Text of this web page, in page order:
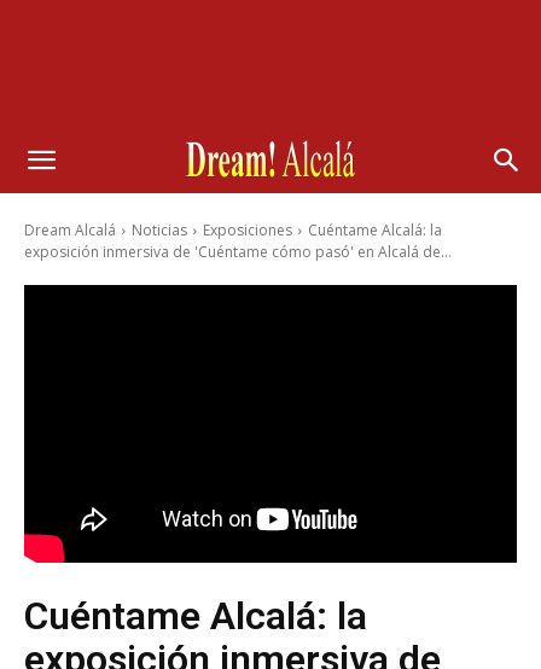
Dream Alcalá Noticias Exposiciones
Cuéntame Alcalá: la
exposición inmersiva de 'Cuéntame cómo pasó' en Alcalá de...
Cuéntame Alcalá: la
exposición inmersiva de